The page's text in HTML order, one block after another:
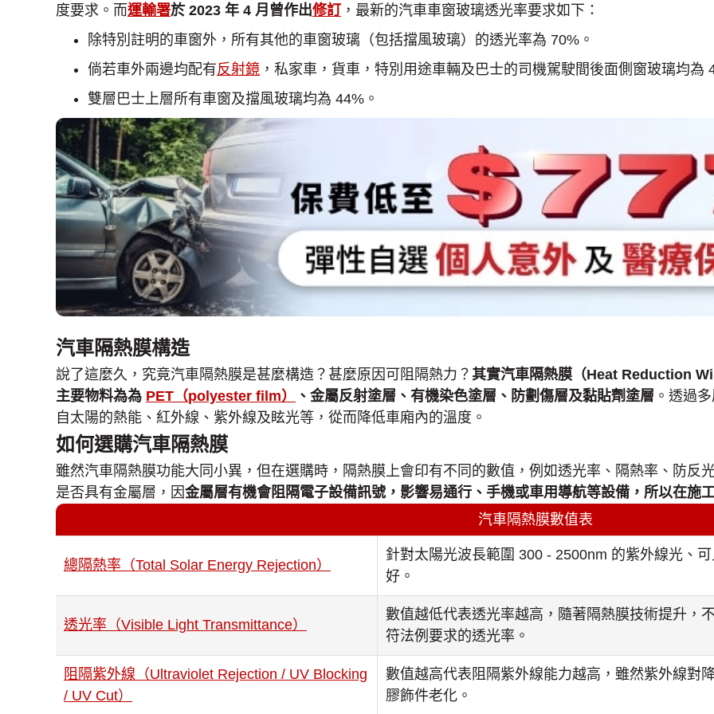
度要求。而運輸署於 2023 年 4 月曾作出修訂 ，最新的汽車車窗玻璃透光率要求如下：
除特別註明的車窗外，所有其他的車窗玻璃（包括擋風玻璃）的透光率為 70%。
倘若車外兩邊均配有反射鏡 ，私家車，貨車，特別用途車輛及巴士的司機駕駛間後面側窗玻璃均為
雙層巴士上層所有車窗及擋風玻璃均為 44%。
汽車隔熱膜構造
說了這麼久，究竟汽車隔熱膜是甚麼構造？甚麼原因可阻隔熱力？ 其實汽車隔熱膜（Heat Reduction
主要物料為為 PET（polyester film） 、金屬反射塗層、有機染色塗層、防劃傷層及黏貼劑塗層 。透過
自太陽的熱能、紅外線、紫外線及眩光等，從而降低車廂內的溫度。
如何選購汽車隔熱膜
雖然汽車隔熱膜功能大同小異，但在選購時，隔熱膜上會印有不同的數值，例如透光率、隔熱率、防反
是否具有金屬層，因金屬層有機會阻隔電子設備訊號，影響易通行、手機或車用導航等設備，所以在施
汽車隔熱膜數值表
總隔熱率（Total Solar Energy Rejection）
針對太陽光波長範圍 300 - 2500nm 的紫外線光、
好。
透光率（Visible Light Transmittance）
數值越低代表透光率越高，隨著隔熱膜技術提升，
符法例要求的透光率。
阻隔紫外線（Ultraviolet Rejection / UV Blocking
/ UV Cut）
數值越高代表阻隔紫外線能力越高，雖然紫外線對
膠飾件老化。